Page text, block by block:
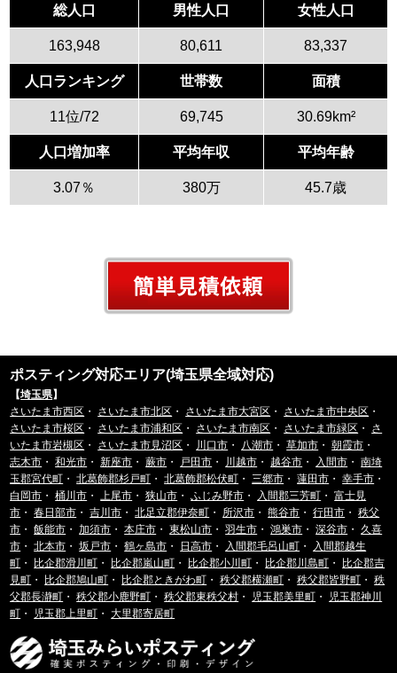
総人口 男性人口 女性人口
163,948 80,611 83,337
人口ランキング 世帯数 面積
11位/72 69,745 30.69km²
人口増加率 平均年収 平均年齢
3.07％ 380万 45.7歳
ポスティング対応エリア(埼玉県全域対応)
【埼玉県】
さいたま市西区 ・ さいたま市北区 ・ さいたま市大宮区 ・ さいたま市中央区 ・
さいたま市桜区 ・ さいたま市浦和区 ・ さいたま市南区 ・ さいたま市緑区 ・ さ
いたま市岩槻区 ・ さいたま市見沼区 ・ 川口市 ・ 八潮市 ・草加市 ・朝霞市 ・
志木市 ・和光市 ・新座市 ・蕨市 ・ 戸田市 ・ 川越市 ・ 越谷市 ・ 入間市 ・南埼
玉郡宮代町 ・北葛飾郡杉戸町 ・北葛飾郡松伏町 ・ 三郷市 ・蓮田市 ・幸手市 ・
白岡市 ・桶川市 ・ 上尾市 ・狭山市 ・ふじみ野市 ・ 入間郡三芳町 ・富士見
市 ・春日部市 ・吉川市 ・北足立郡伊奈町 ・ 所沢市 ・熊谷市 ・行田市 ・秩父
市 ・飯能市 ・加須市 ・本庄市 ・東松山市 ・羽生市 ・鴻巣市 ・深谷市 ・ 久喜
市 ・北本市 ・坂戸市 ・鶴ヶ島市 ・ 日高市 ・ 入間郡毛呂山町 ・
入間郡越生
町 ・ 比企郡滑川町 ・ 比企郡嵐山町 ・ 比企郡小川町 ・ 比企郡川島町 ・ 比企郡吉
見町 ・ 比企郡鳩山町 ・ 比企郡ときがわ町 ・秩父郡横瀬町 ・秩父郡皆野町 ・秩
父郡長瀞町 ・秩父郡小鹿野町 ・秩父郡東秩父村 ・ 児玉郡美里町 ・
児玉郡神川
町 ・ 児玉郡上里町 ・大里郡寄居町